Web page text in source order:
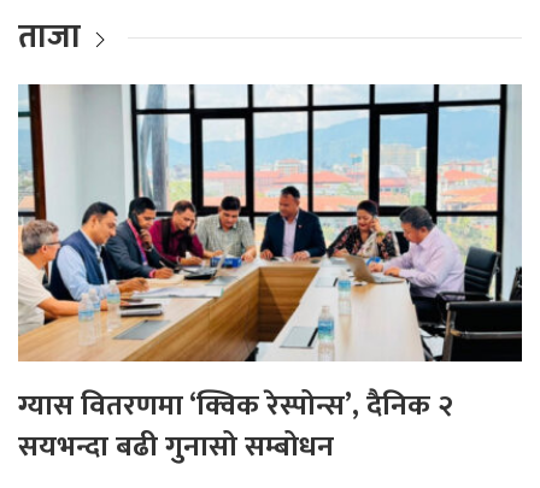
ताजा
ग्यास वितरणमा ‘क्विक रेस्पोन्स’, दैनिक २
सयभन्दा बढी गुनासो सम्बोधन